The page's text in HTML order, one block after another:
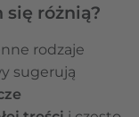
się różnią?
rodzaje
sugerują